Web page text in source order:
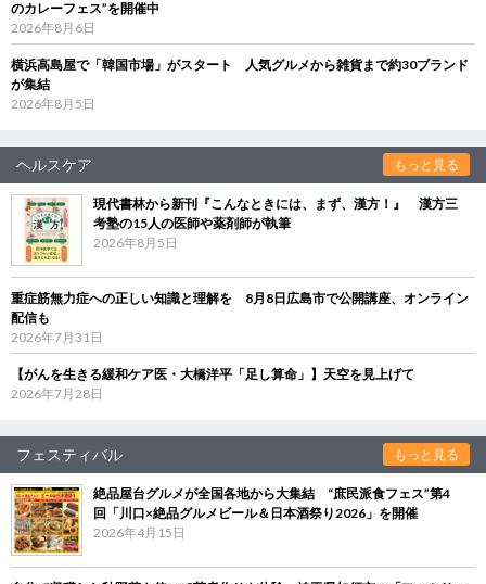
のカレーフェス”を開催中
2026年8月6日
横浜高島屋で「韓国市場」がスタート 人気グルメから雑貨まで約30ブランド
が集結
2026年8月5日
ヘルスケア もっと見る
現代書林から新刊『こんなときには、まず、漢方！』 漢方三
考塾の15人の医師や薬剤師が執筆
2026年8月5日
重症筋無力症への正しい知識と理解を 8月8日広島市で公開講座、オンライン
配信も
2026年7月31日
【がんを生きる緩和ケア医・大橋洋平「足し算命」】天空を見上げて
2026年7月28日
フェスティバル もっと見る
絶品屋台グルメが全国各地から大集結 “庶民派食フェス”第4
回「川口×絶品グルメビール＆日本酒祭り2026」を開催
2026年4月15日